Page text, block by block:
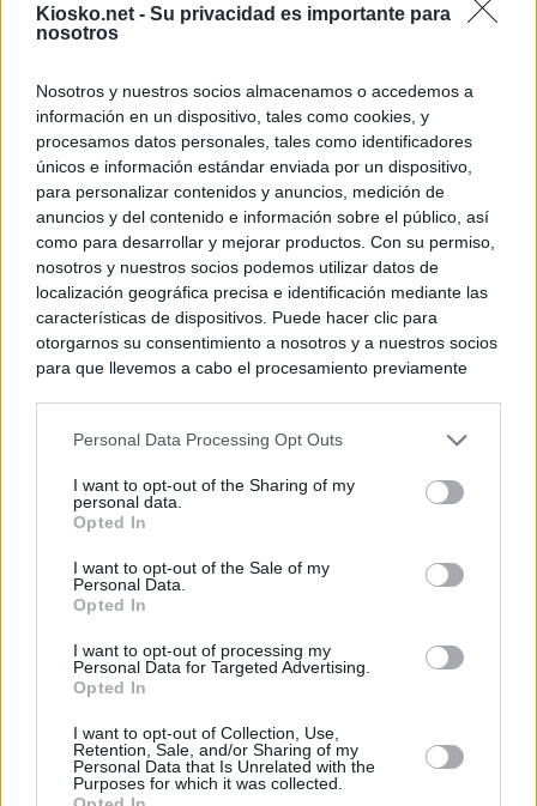
Kiosko.net - Su privacidad es importante para
nosotros
Nosotros y nuestros socios almacenamos o accedemos a
información en un dispositivo, tales como cookies, y
procesamos datos personales, tales como identificadores
únicos e información estándar enviada por un dispositivo,
para personalizar contenidos y anuncios, medición de
anuncios y del contenido e información sobre el público, así
como para desarrollar y mejorar productos. Con su permiso,
nosotros y nuestros socios podemos utilizar datos de
localización geográfica precisa e identificación mediante las
características de dispositivos. Puede hacer clic para
otorgarnos su consentimiento a nosotros y a nuestros socios
para que llevemos a cabo el procesamiento previamente
negar su consentimiento. Tenga en cuenta que algún
de su consentimiento, pero usted tiene el derecho de
rechazar tal procesamiento. Sus preferencias se aplicarán
cualquier momento entrando de nuevo en este sitio web o
visitando nuestra política de privacidad.
Personal Data Processing Opt Outs
I want to opt-out of the Sharing of my
personal data.
Opted In
I want to opt-out of the Sale of my
Personal Data.
Opted In
I want to opt-out of processing my
Personal Data for Targeted Advertising.
Opted In
I want to opt-out of Collection, Use,
Retention, Sale, and/or Sharing of my
Personal Data that Is Unrelated with the
Purposes for which it was collected.